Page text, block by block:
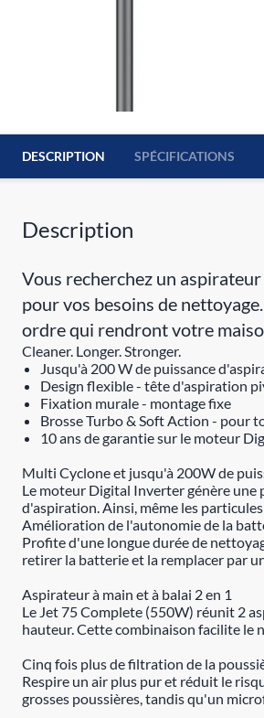
DESCRIPTION SPÉCIFICATIONS
Description
Vous recherchez un
pour vos besoins de
ordre qui rendront votre
Cleaner. Longer. Stronger.
Jusqu'à 200 W de puissance
Design flexible - tête d'aspiration
Fixation murale - montage fixe
Brosse Turbo & Soft Action - pour
10 ans de garantie sur le moteur
Multi Cyclone et jusqu'à 200W de
Le moteur Digital Inverter génère
d'aspiration. Ainsi, même les
Amélioration de l'autonomie de la
Profite d'une longue durée de
retirer la batterie et la remplacer par
Aspirateur à main et à balai 2 en 1
Le Jet 75 Complete (550W) réunit 2
hauteur. Cette combinaison facilite le
Cinq fois plus de filtration de la
Respire un air plus pur et réduit le
grosses poussières, tandis qu'un